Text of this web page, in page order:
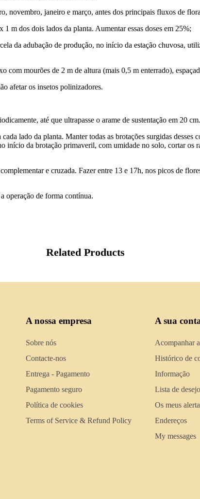
novembro, janeiro e março, antes dos principais fluxos de
m dos dois lados da planta. Aumentar essas doses em 25%;
da adubação de produção, no início da estação chuvosa,
mourões de 2 m de altura (mais 0,5 m enterrado),
afetar os insetos polinizadores.
até que ultrapasse o arame de sustentação em 20
lado da planta. Manter todas as brotações surgidas
início da brotação primaveril, com umidade no solo, cortar os
e cruzada. Fazer entre 13 e 17h, nos picos de
operação de forma contínua.
Related Products
A nossa empresa
Sobre nós
Contacte-nos
Entrega - Pagamento
Pagamento seguro
Política de cookies
Terms of Service & Refund Policy
A sua
Acompanhar
Histórico de
Informação
Lista de
Os meus
Endereços
My messages